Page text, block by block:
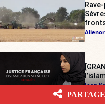
Capture d'écran
fronts
Jean